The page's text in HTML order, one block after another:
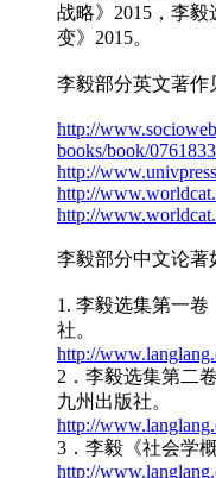
战略》2015，李
变》2015。
李毅部分英文著作
http://
books/book/
http://
http://
http://
李毅部分中文论著
1. 李毅选集第一卷
社。
http://
2．李毅选集第二
九州出版社。
http://
3．李毅《社会学
http://